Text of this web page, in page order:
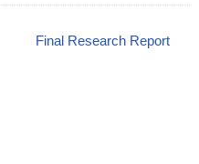
Final Research Report